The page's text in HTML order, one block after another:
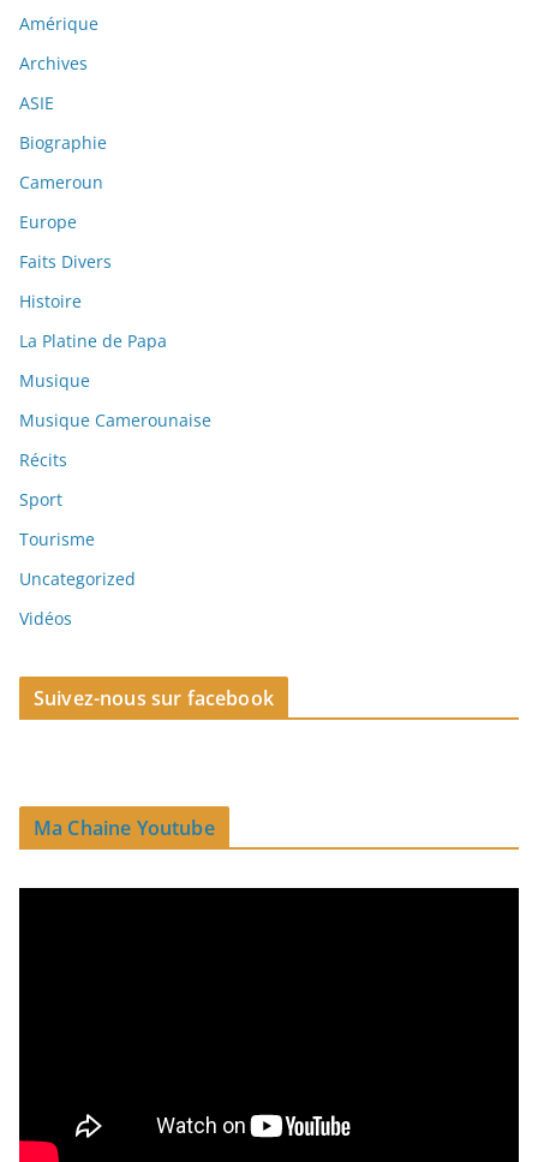
Amérique
Archives
ASIE
Biographie
Cameroun
Europe
Faits Divers
Histoire
La Platine de Papa
Musique
Musique Camerounaise
Récits
Sport
Tourisme
Uncategorized
Vidéos
Suivez-nous sur facebook
Ma Chaine Youtube